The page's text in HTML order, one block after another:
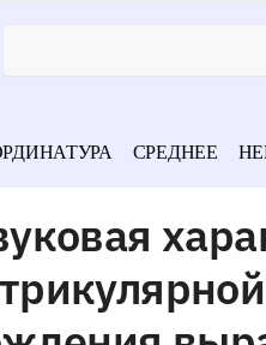
СРЕДНЕЕ